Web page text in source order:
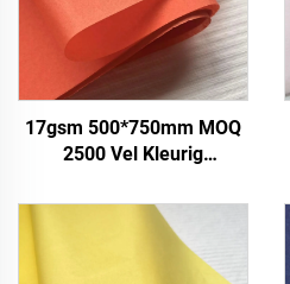
17gsm 500*750mm MOQ
2500 Vel Kleurig
Groothandel Hoekwaliteit
Voedsel Geschenk